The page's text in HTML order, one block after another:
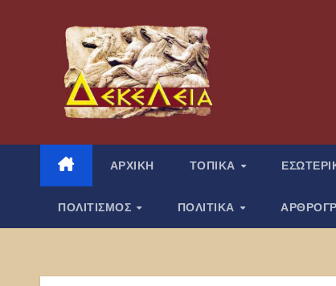
περιεχόμενο
ΑΡΧΙΚΗ ΤΟΠΙΚΑ
ΠΟΛΙΤΙΣΜΟΣ ΠΟΛΙΤΙΚΑ